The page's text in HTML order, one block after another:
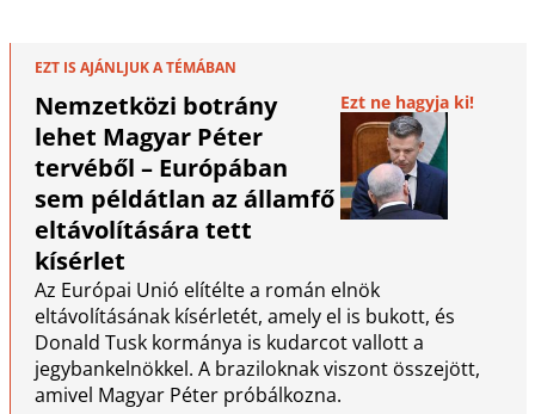
EZT IS AJÁNLJUK A TÉMÁBAN
Nemzetközi botrány
lehet Magyar Péter
tervéből – Európában
sem példátlan az államfő
eltávolítására tett
kísérlet
Ezt ne hagyja ki!
Az Európai Unió elítélte a román elnök
eltávolításának kísérletét, amely el is bukott, és
Donald Tusk kormánya is kudarcot vallott a
jegybankelnökkel. A braziloknak viszont összejött,
amivel Magyar Péter próbálkozna.